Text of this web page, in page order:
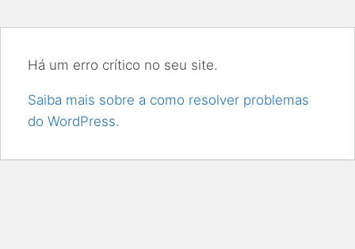
Há um erro crítico no seu site.
Saiba mais sobre a como resolver problemas
do WordPress.